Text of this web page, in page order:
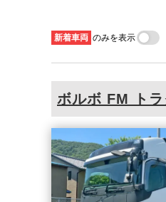
新着車両 のみを表示
ボルボ FM ト